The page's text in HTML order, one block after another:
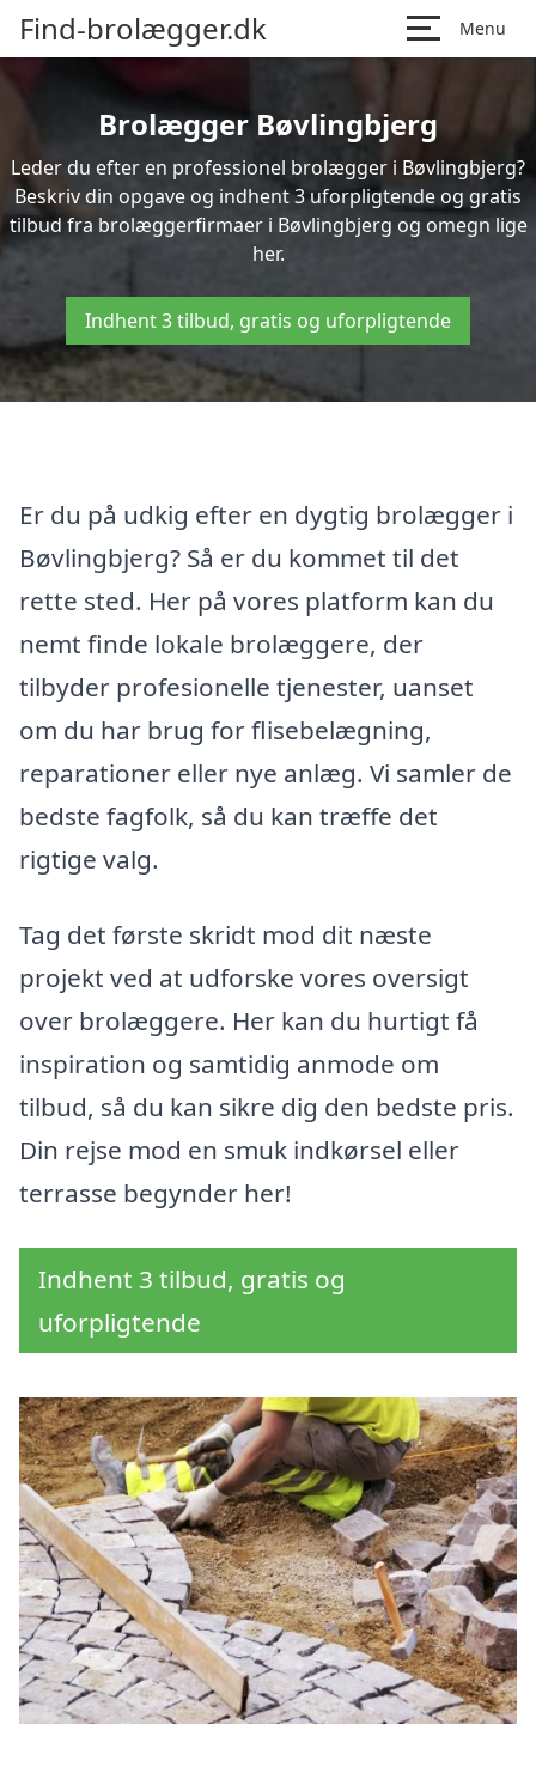
Find-brolægger.dk Menu
Brolægger Bøvlingbjerg
Leder du efter en professionel brolægger i Bøvlingbjerg?
Beskriv din opgave og indhent 3 uforpligtende og gratis
tilbud fra brolæggerfirmaer i Bøvlingbjerg og omegn lige
her.
Indhent 3 tilbud, gratis og uforpligtende
Er du på udkig efter en dygtig brolægger i
Bøvlingbjerg? Så er du kommet til det
rette sted. Her på vores platform kan du
nemt finde lokale brolæggere, der
tilbyder profesionelle tjenester, uanset
om du har brug for flisebelægning,
reparationer eller nye anlæg. Vi samler de
bedste fagfolk, så du kan træffe det
rigtige valg.
Tag det første skridt mod dit næste
projekt ved at udforske vores oversigt
over brolæggere. Her kan du hurtigt få
inspiration og samtidig anmode om
tilbud, så du kan sikre dig den bedste pris.
Din rejse mod en smuk indkørsel eller
terrasse begynder her!
Indhent 3 tilbud, gratis og
uforpligtende